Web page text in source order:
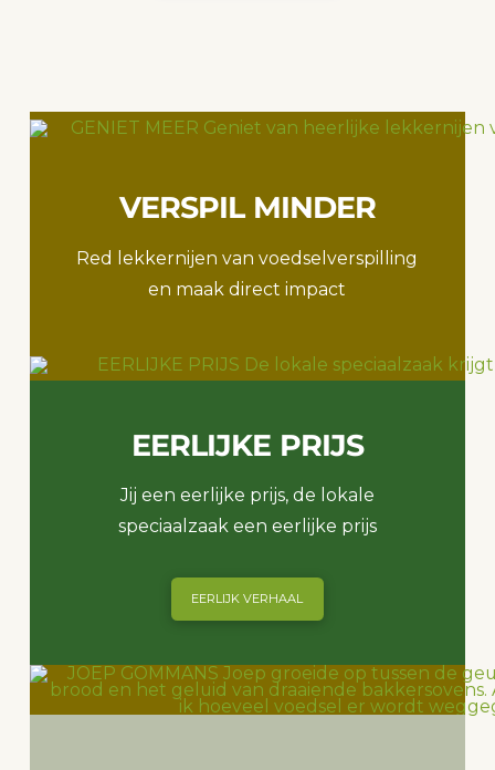
VERSPIL MINDER
Red lekkernijen van voedselverspilling
en maak direct impact
EERLIJKE PRIJS
Jij een eerlijke prijs, de lokale
speciaalzaak een eerlijke prijs
EERLIJK VERHAAL